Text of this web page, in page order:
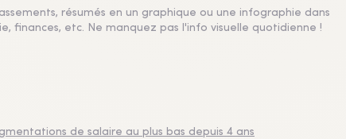
résumés en un graphique ou une infographie dans
finances, etc. Ne manquez pas l'info visuelle quotidienne !
de salaire au plus bas depuis 4 ans